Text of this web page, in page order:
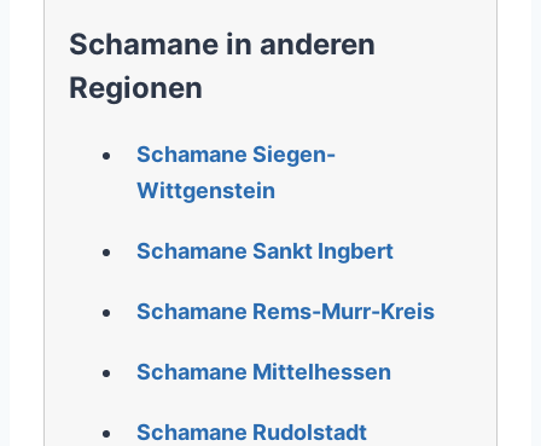
Schamane in anderen
Regionen
Schamane Siegen-
Wittgenstein
Schamane Sankt Ingbert
Schamane Rems-Murr-Kreis
Schamane Mittelhessen
Schamane Rudolstadt